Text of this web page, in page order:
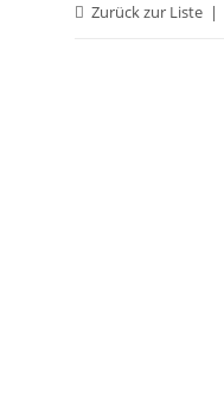
Zurück zur Liste